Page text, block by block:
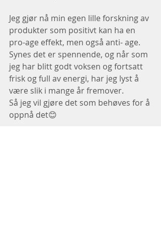
Jeg gjør nå min egen lille forskning av
produkter som positivt kan ha en
pro-age effekt, men også anti- age.
Synes det er spennende, og når som
jeg har blitt godt voksen og fortsatt
frisk og full av energi, har jeg lyst å
være slik i mange år fremover.
Så jeg vil gjøre det som behøves for å
oppnå det😊